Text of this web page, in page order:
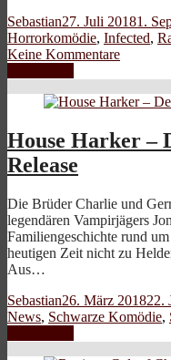
Sebastian27. Juli 20181.
Horrorkomödie, Infected,
Keine Kommentare
House Harker –
Release
Die Brüder Charlie und
legendären Vampirjägers
Familiengeschichte rund
heutigen Zeit nicht zu
Aus…
Sebastian26. März 201822.
News, Schwarze Komödie,